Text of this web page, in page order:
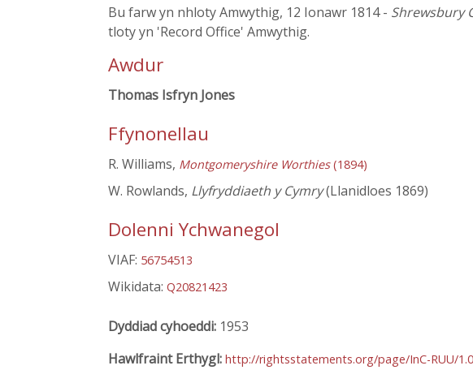
Bu farw yn nhloty Amwythig, 12 Ionawr 1814 - Shrewsbury
tloty yn 'Record Office' Amwythig.
Awdur
Thomas Isfryn Jones
Ffynonellau
R. Williams, Montgomeryshire Worthies(1894)
W. Rowlands, Llyfryddiaeth y Cymry(Llanidloes 1869)
Dolenni Ychwanegol
VIAF: 56754513
Wikidata: Q20821423
Dyddiad cyhoeddi: 1953
Hawlfraint Erthygl: http://rightsstatements.org/page/InC-RUU/